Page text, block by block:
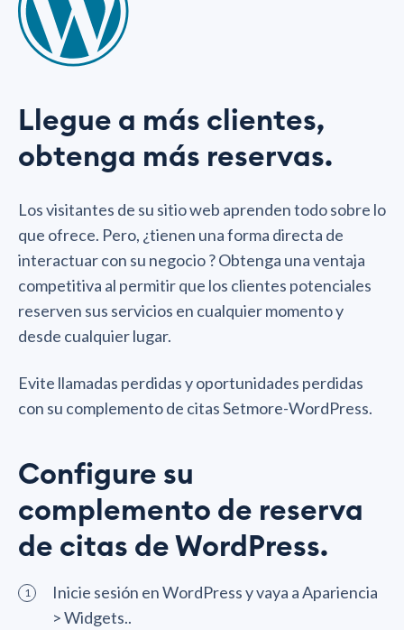
Llegue a más clientes,
obtenga más reservas.
Los visitantes de su sitio web aprenden todo sobre lo
que ofrece. Pero, ¿tienen una forma directa de
interactuar con su negocio ? Obtenga una ventaja
competitiva al permitir que los clientes potenciales
reserven sus servicios en cualquier momento y
desde cualquier lugar.
Evite llamadas perdidas y oportunidades perdidas
con su complemento de citas Setmore-WordPress.
Configure su
complemento de reserva
de citas de WordPress.
Inicie sesión en WordPress y vaya a Apariencia
> Widgets..